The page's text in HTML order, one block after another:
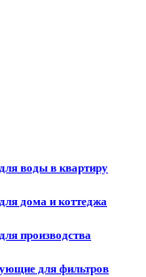
воды в квартиру
дома и коттеджа
производства
для фильтров